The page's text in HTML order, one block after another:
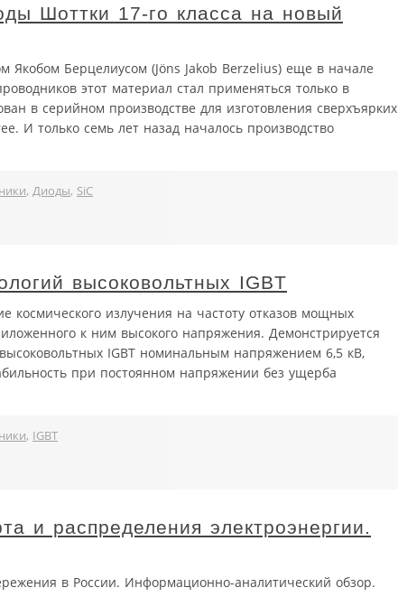
Шоттки 17-го класса на новый
Якобом Берцелиусом (Jöns Jakob Berzelius) еще в начале
этот материал стал применяться только в
в серийном производстве для изготовления сверхъярких
И только семь лет назад началось производство
, Диоды, SiC
высоковольтных IGBT
космического излучения на частоту отказов мощных
к ним высокого напряжения. Демонстрируется
IGBT номинальным напряжением 6,5 кВ,
при постоянном напряжении без ущерба
, IGBT
и распределения электроэнергии.
в России. Информационно-аналитический обзор.